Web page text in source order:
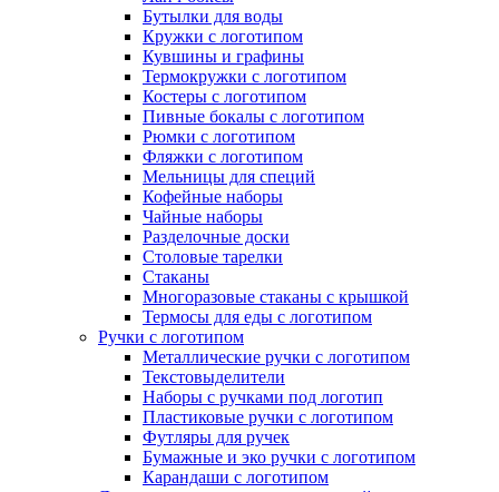
Бутылки для воды
Кружки с логотипом
Кувшины и графины
Термокружки с логотипом
Костеры с логотипом
Пивные бокалы с логотипом
Рюмки с логотипом
Фляжки с логотипом
Мельницы для специй
Кофейные наборы
Чайные наборы
Разделочные доски
Столовые тарелки
Стаканы
Многоразовые стаканы с крышкой
Термосы для еды с логотипом
Ручки с логотипом
Металлические ручки с логотипом
Текстовыделители
Наборы с ручками под логотип
Пластиковые ручки с логотипом
Футляры для ручек
Бумажные и эко ручки с логотипом
Карандаши с логотипом